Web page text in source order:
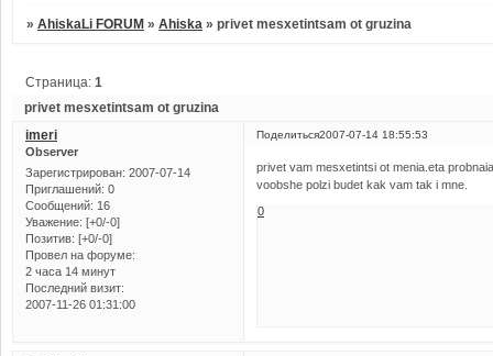
»AhiskaLi FORUM »Ahiska »privet mesxetintsam ot gruzina
privet mesxetintsam ot gruzina
Страница:1
Поделиться2007-07-14 18:55:53
imeri
Observer
Зарегистрирован: 2007-07-14
Приглашений: 0
Сообщений: 16
Уважение: [+0/-0]
Позитив: [+0/-0]
Провел на форуме:
2 часа 14 минут
Последний визит:
2007-11-26 01:31:00
privet vam mesxetintsi ot menia.eta
voobshe polzi budet kak vam tak i mne.
0